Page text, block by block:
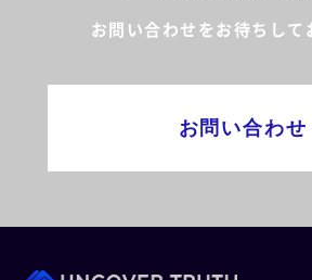
お問い合わせをお待ちして
お問い合わせ